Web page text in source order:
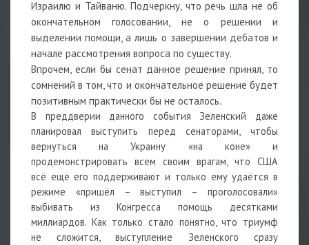
Израилю и Тайваню. Подчеркну, что речь шла не об
окончательном голосовании, не о решении и
выделении помощи, а лишь о завершении дебатов и
начале рассмотрения вопроса по существу.
Впрочем, если бы сенат данное решение принял, то
сомнений в том, что и окончательное решение будет
позитивным практически бы не осталось.
В преддверии данного события Зеленский даже
планировал выступить перед сенаторами, чтобы
вернуться на Украину «на коне» и
продемонстрировать всем своим врагам, что США
всё ещё его поддерживают и только ему удаётся в
режиме «пришёл – выступил – проголосовали»
выбивать из Конгресса помощь десятками
миллиардов. Как только стало понятно, что триумф
не сложится, выступление Зеленского сразу